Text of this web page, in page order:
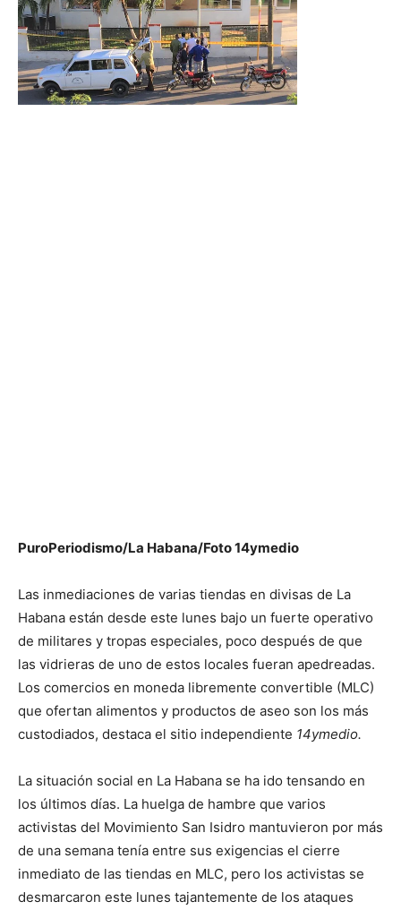
PuroPeriodismo/La Habana/Foto 14ymedio
Las inmediaciones de varias tiendas en divisas de La
Habana están desde este lunes bajo un fuerte operativo
de militares y tropas especiales, poco después de que
las vidrieras de uno de estos locales fueran apedreadas.
Los comercios en moneda libremente convertible (MLC)
que ofertan alimentos y productos de aseo son los más
custodiados, destaca el sitio independiente 14ymedio.
La situación social en La Habana se ha ido tensando en
los últimos días. La huelga de hambre que varios
activistas del Movimiento San Isidro mantuvieron por más
de una semana tenía entre sus exigencias el cierre
inmediato de las tiendas en MLC, pero los activistas se
desmarcaron este lunes tajantemente de los ataques